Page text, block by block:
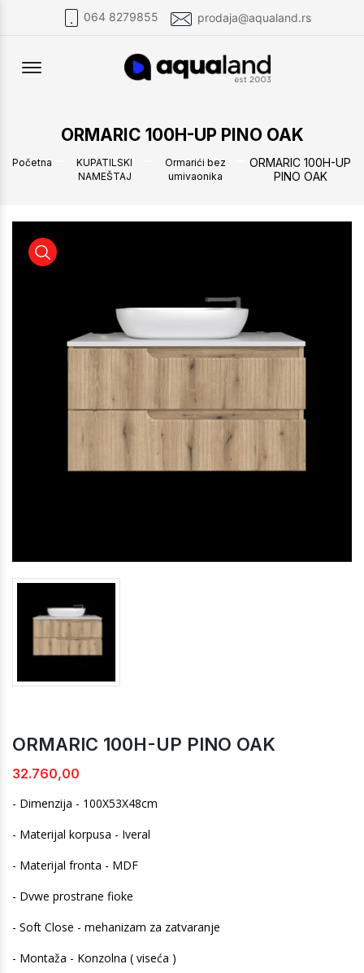
064 8279855 prodaja@aqualand.rs
Offcanvas Menu Open
ORMARIC 100H-UP PINO OAK
Početna
KUPATILSKI
NAMEŠTAJ
Ormarići bez
umivaonika
ORMARIC 100H-UP
PINO OAK
ORMARIC 100H-UP PINO OAK
ORMARIC 100H-UP PINO OAK
32.760,00
- Dimenzija - 100X53X48cm
- Materijal korpusa - Iveral
- Materijal fronta - MDF
- Dvwe prostrane fioke
- Soft Close - mehanizam za zatvaranje
- Montaža - Konzolna ( viseća )